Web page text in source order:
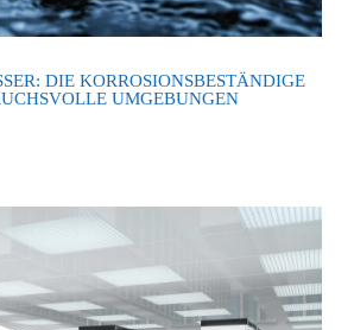
DIE KORROSIONSBESTÄNDIGE
UMGEBUNGEN